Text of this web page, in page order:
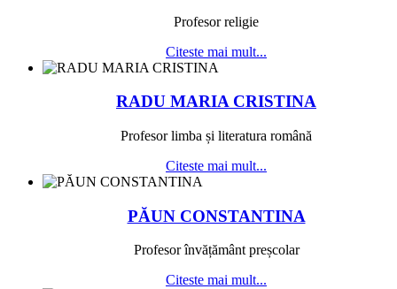
Profesor religie
Citeste mai mult...
RADU MARIA CRISTINA
Profesor limba și literatura română
Citeste mai mult...
PĂUN CONSTANTINA
Profesor învățământ preșcolar
Citeste mai mult...